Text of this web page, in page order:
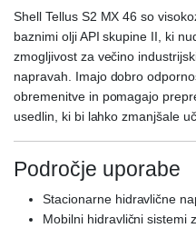
Shell Tellus S2 MX 46 so
baznimi olji API skupine II, ki
zmogljivost za večino
napravah. Imajo dobro
obremenitve in pomagajo
usedlin, ki bi lahko zmanjšale
Področje uporabe
Stacionarne hidravlične
Mobilni hidravlični sistemi